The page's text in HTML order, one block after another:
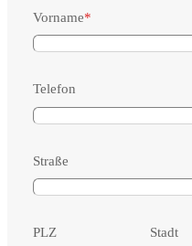
Vorname*
Telefon
Straße
PLZ Stadt